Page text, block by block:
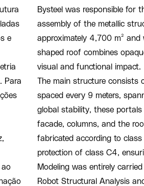
e
Para
ao
Bysteel was responsible for
assembly of the metallic
approximately 4,700 m²
shaped roof combines
visual and functional impact.
The main structure consists
spaced every 9 meters,
global stability, these
facade, columns, and the
fabricated according to class
protection of class C4,
Modeling was entirely
Robot Structural Analysis